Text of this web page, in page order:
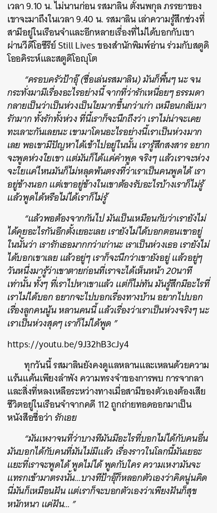
เวลา 9.10 น. ไม่นานก่อนรสมาลิน ตั้งนพกุลภรรยาของ
เขาจะมาถึงในเวลา 9.40 น.รสมาลิน เล่าความรู้สึกช่วงที่
สามีอยู่ในเรือนจำและอีกหลายเรื่องที่ไม่ได้บอกกับเขา
ผ่านวีดีโอซีรีย์ Still Lives ของสำนักพิมพ์อ่าน ร่วมกับสตูดิ
โออคิระห์และสตูดิโอญุโต
“ครอบครัวป้าอุ๊ (ชื่อเล่นรสมาลิน) มันก็พื้นๆ นะ จน
กระทั่งมามีเรื่องอะไรอย่างนี้ จากที่ว่ารักเหนื่อยๆ ธรรมดา
กลายเป็นว่าเป็นห่วงเป็นใยมากขึ้นกว่าเก่า เหมือนกลับมา
รักมาก ทั้งรักทั้งห่วง ที่นี้เราก็จะนึกถึงว่า เราไม่น่าจะเคย
ทะเลาะกันเลยนะ เขามาโดนอะไรอย่างนี้เราเป็นห่วงมาก
เลย พอเขามีปัญหาได้เข้าไปอยู่ในนั้น เรารู้สึกสงสาร อยาก
จะพูดห่วงใยเขา แต่มันก็ได้แค่คำพูด จริงๆ แล้วเราจะห่วง
จะใยแค่ไหนมันก็ไม่หลุดพ้นตรงที่ว่าเราเป็นคนพูดได้ เรา
อยู่ข้างนอก แต่เขาอยู่ข้างในเขาต้องรับอะไรบ้างเราก็ไม่รู้
แล้วพูดได้หรือไม่ได้เราก็ไม่รู้
“แล้วพอต้องจากกันไป มันเป็นเหมือนกับว่าเรายังไม่
ได้คุยอะไรกันอีกตั้งเยอะเลย เรายังไม่ได้บอกตอนเขาอยู่
ในนั้นว่า เรารักเธอมากกว่าเก่านะ เราเป็นห่วงเธอ เรายังไม่
ได้บอกเขาเลย แล้วอยู่ๆ เราก็จะนึกว่าเขายังอยู่ แล้วอยู่ๆ
วันหนึ่งมารู้ว่าเขาตายก่อนที่เราจะได้เห็นหน้า 20นาที
เท่านั้น ทั้งๆ ที่เราไปหาเขาแล้ว แต่ก็ไม่ทัน มันรู้สึกมีอะไรที่
เราไม่ได้บอก อยากจะไปบอกเรื่องทางบ้าน อยากไปบอก
เรื่องลูกคนนู้น หลานคนนี้ แล้วเรื่องว่าเราเป็นห่วงจริงๆ นะ
เราเป็นห่วงสุดๆ เราก็ไม่ได้พูด ”
https://youtu.be/9J32hB3cJy4
ทุกวันนี้ รสมาลินยังคงดูแลหลานและเหลนด้วยความ
แร้นแค้นเพียงลำพัง ความทรงจำของการพบ การจากลา
และสิ่งที่หลงเหลือระหว่างทางเมื่อสามีของตัวเองต้องเสีย
ชีวิตอยู่ในเรือนจำจากคดี 112 ถูกถ่ายทอดออกมาเป็น
หนังสือชื่อว่า รักเอย
“มันเหงาจนที่ว่าบางทีมันมีอะไรที่บอกไม่ได้กับคนอื่น
มันบอกได้กับคนที่มันไม่มีแล้ว เรื่องราวในโลกนี้มันเยอะ
แยะที่เราจะพูดได้ พูดไม่ได้ พูดกับใคร ความเหงามันจะ
แทรกเข้ามาตรงนั้น…บางทีป้าอุ๊ก็หลอกตัวเองว่าคิดนู่นคิด
นี่มันก็เหมือนฝัน แต่เราก็จะบอกตัวเองว่าเพียงฝันก็สุข
หนักหนา แค่ฝัน… ”